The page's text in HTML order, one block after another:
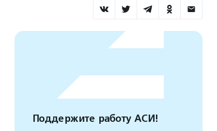
Поддержите работу АСИ!